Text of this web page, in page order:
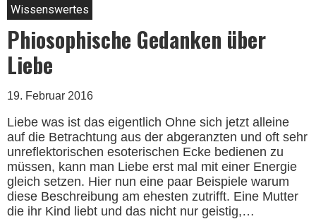
Wissenswertes
Phiosophische Gedanken über
Liebe
19. Februar 2016
Liebe was ist das eigentlich Ohne sich jetzt alleine
auf die Betrachtung aus der abgeranzten und oft sehr
unreflektorischen esoterischen Ecke bedienen zu
müssen, kann man Liebe erst mal mit einer Energie
gleich setzen. Hier nun eine paar Beispiele warum
diese Beschreibung am ehesten zutrifft. Eine Mutter
die ihr Kind liebt und das nicht nur geistig,…